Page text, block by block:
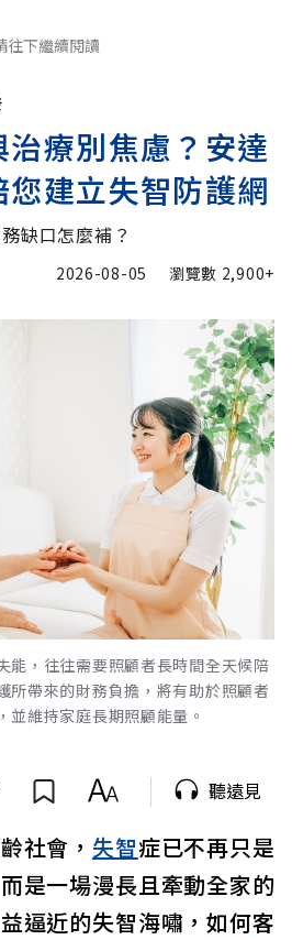
往下繼續閱讀
療別焦慮？安達
建立失智防護網
缺口怎麼補？
2026-08-05 瀏覽數 2,900+
能，往往需要照顧者長時間全天候陪
所帶來的財務負擔，將有助於照顧者
並維持家庭長期照顧能量。
聽遠見
社會， 失智症已不再只是
是一場漫長且牽動全家的
逼近的失智海嘯，如何客